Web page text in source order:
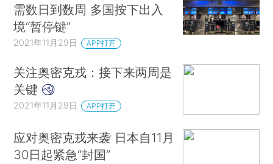
需数日到数周 多国按下出入
境“暂停键”
2021年11月29日 APP打开
关注奥密克戎：接下来两周是
关键
2021年11月29日 APP打开
应对奥密克戎来袭 日本自11月
30日起紧急“封国”